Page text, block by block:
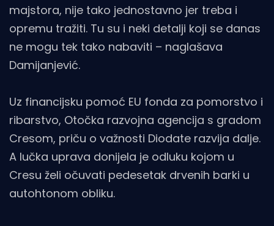
majstora, nije tako jednostavno jer treba i
opremu tražiti. Tu su i neki detalji koji se danas
ne mogu tek tako nabaviti – naglašava
Damijanjević.
Uz financijsku pomoć EU fonda za pomorstvo i
ribarstvo, Otočka razvojna agencija s gradom
Cresom, priču o važnosti Diodate razvija dalje.
A lučka uprava donijela je odluku kojom u
Cresu želi očuvati pedesetak drvenih barki u
autohtonom obliku.